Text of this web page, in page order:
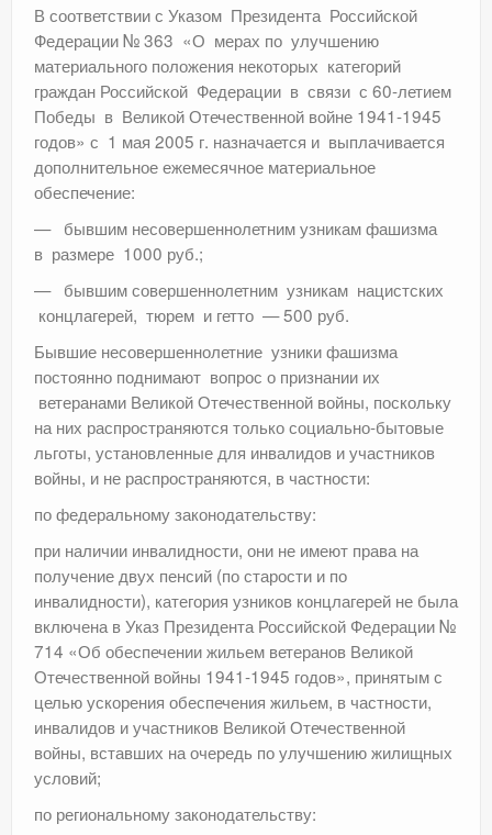
В соответствии с Указом Президента Российской
Федерации № 363 «О мерах по улучшению
материального положения некоторых категорий
граждан Российской Федерации в связи с 60-летием
Победы в Великой Отечественной войне 1941-1945
годов» с 1 мая 2005 г. назначается и выплачивается
дополнительное ежемесячное материальное
обеспечение:
— бывшим несовершеннолетним узникам фашизма
в размере 1000 руб.;
— бывшим совершеннолетним узникам нацистских
концлагерей, тюрем и гетто — 500 руб.
Бывшие несовершеннолетние узники фашизма
постоянно поднимают вопрос о признании их
ветеранами Великой Отечественной войны, поскольку
на них распространяются только социально-бытовые
льготы, установленные для инвалидов и участников
войны, и не распространяются, в частности:
по федеральному законодательству:
при наличии инвалидности, они не имеют права на
получение двух пенсий (по старости и по
инвалидности), категория узников концлагерей не была
включена в Указ Президента Российской Федерации №
714 «Об обеспечении жильем ветеранов Великой
Отечественной войны 1941-1945 годов», принятым с
целью ускорения обеспечения жильем, в частности,
инвалидов и участников Великой Отечественной
войны, вставших на очередь по улучшению жилищных
условий;
по региональному законодательству: